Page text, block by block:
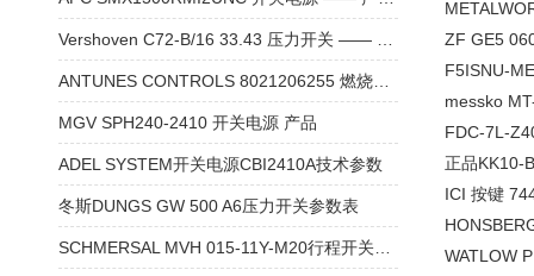
ZF GE5
F5ISNU-
messko
FDC-7L-
正品KK10-
ICI 按键
WATLOW
MGV SPH240-2410 开关电源 产品
ADEL SYSTEM开关电源CBI2410A技术参数
冬斯DUNGS GW 500 A6压力开关参数表